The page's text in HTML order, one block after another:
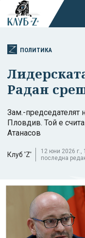
ПОЛИТИКА
Радан
Зам.-председателят
Пловдив. Той е
Атанасов
Клуб 'Z'
12 юни 2026 г.,
последна